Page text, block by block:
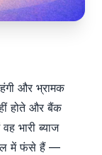
और भ्रामक
होते और बैंक
भारी ब्याज
में फंसे हैं —